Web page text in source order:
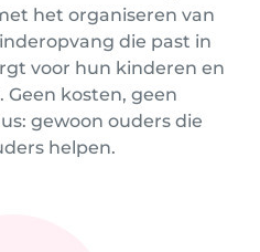
het organiseren van
die past in
voor hun kinderen en
Geen kosten, geen
gewoon ouders die
helpen.